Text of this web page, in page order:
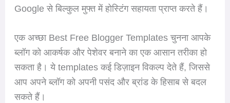
Google से बिल्कुल मुफ्त में होस्टिंग सहायता प्राप्त करते हैं।
एक अच्छा Best Free Blogger Templates चुनना आपके
ब्लॉग को आकर्षक और पेशेवर बनाने का एक आसान तरीका हो
सकता है। ये templates कई डिज़ाइन विकल्प देते हैं, जिससे
आप अपने ब्लॉग को अपनी पसंद और ब्रांड के हिसाब से बदल
सकते हैं।